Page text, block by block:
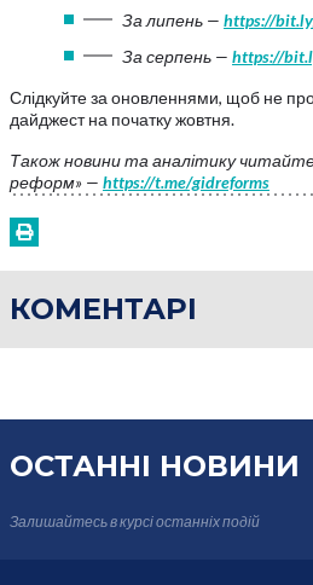
За липень — https://
За серпень — https://
Слідкуйте за оновленнями, щоб не
дайджест на початку жовтня.
Також новини та аналітику читайте
реформ» — https://t.me/gidreforms
КОМЕНТАРІ
ОСТАННІ НОВИНИ
Залишайтесь в курсіостанніх подій